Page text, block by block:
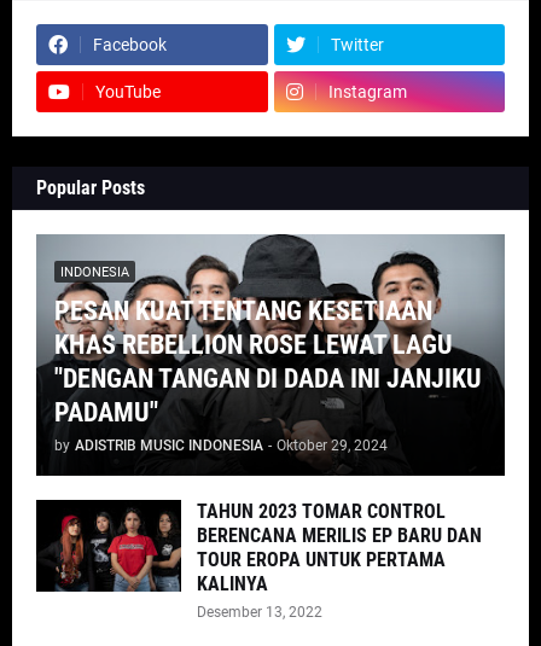
Facebook Twitter
YouTube Instagram
Popular Posts
INDONESIA
PESAN KUAT TENTANG KESETIAAN
KHAS REBELLION ROSE LEWAT LAGU
"DENGAN TANGAN DI DADA INI JANJIKU
PADAMU"
by ADISTRIB MUSIC INDONESIA - Oktober 29, 2024
TAHUN 2023 TOMAR CONTROL
BERENCANA MERILIS EP BARU DAN
TOUR EROPA UNTUK PERTAMA
KALINYA
Desember 13, 2022